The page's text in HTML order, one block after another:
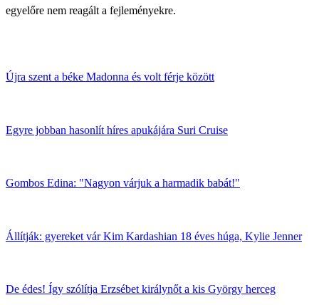
egyelőre nem reagált a fejleményekre.
Újra szent a béke Madonna és volt férje között
Egyre jobban hasonlít híres apukájára Suri Cruise
Gombos Edina: "Nagyon várjuk a harmadik babát!"
Állítják: gyereket vár Kim Kardashian 18 éves húga, Kylie Jenner
De édes! Így szólítja Erzsébet királynőt a kis György herceg